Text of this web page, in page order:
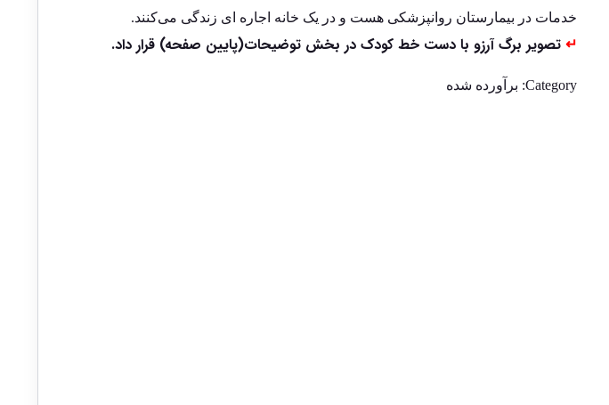
خدمات در بیمارستان روانپزشکی هست و در یک خانه اجاره ای زندگی می‌کنند.
↵تصویر برگ آرزو با دست خط کودک در بخش توضیحات(پایین صفحه) قرار داد.
Category: برآورده شده